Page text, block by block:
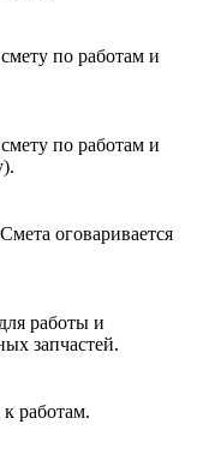
по работам и
по работам и
оговаривается
работы и
запчастей.
работам.